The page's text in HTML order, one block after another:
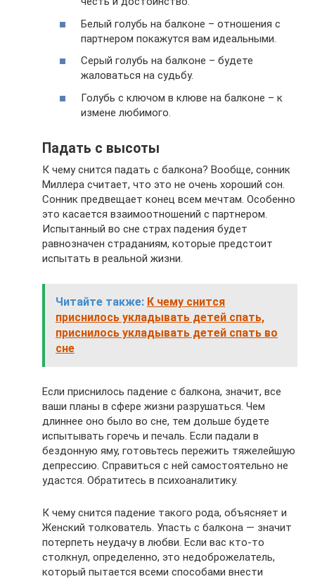
Белый голубь на балконе – отношения с
партнером покажутся вам идеальными.
Серый голубь на балконе – будете
жаловаться на судьбу.
Голубь с ключом в клюве на балконе – к
измене любимого.
Падать с высоты
К чему снится падать с балкона? Вообще, сонник
Миллера считает, что это не очень хороший сон.
Сонник предвещает конец всем мечтам. Особенно
это касается взаимоотношений с партнером.
Испытанный во сне страх падения будет
равнозначен страданиям, которые предстоит
испытать в реальной жизни.
Читайте также: К чему снится
приснилось укладывать детей спать,
приснилось укладывать детей спать во
сне
Если приснилось падение с балкона, значит, все
ваши планы в сфере жизни разрушаться. Чем
длиннее оно было во сне, тем дольше будете
испытывать горечь и печаль. Если падали в
бездонную яму, готовьтесь пережить тяжелейшую
депрессию. Справиться с ней самостоятельно не
удастся. Обратитесь в психоаналитику.
К чему снится падение такого рода, объясняет и
Женский толкователь. Упасть с балкона — значит
потерпеть неудачу в любви. Если вас кто-то
столкнул, определенно, это недоброжелатель,
который пытается всеми способами внести